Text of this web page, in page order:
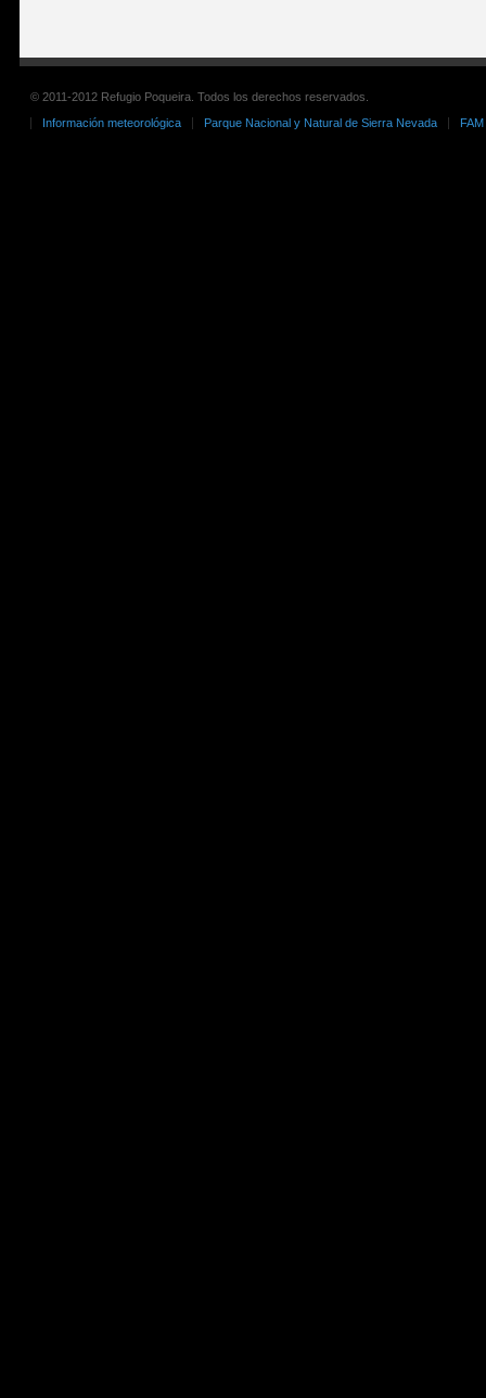
© 2011-2012 Refugio Poqueira. Todos los derechos reservados.
Información meteorológica
Parque Nacional y Natural de Sierra Nevada FAM